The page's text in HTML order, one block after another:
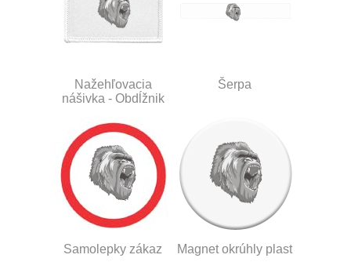
Nažehľovacia
nášivka - Obdĺžnik
Šerpa
Samolepky zákaz Magnet okrúhly plast